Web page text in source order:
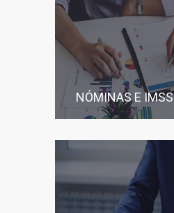
NÓMINAS E IMSS